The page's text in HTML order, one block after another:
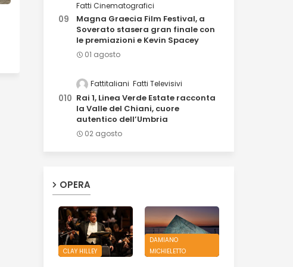
Fatti Cinematografici
Magna Graecia Film Festival, a
Soverato stasera gran finale con
le premiazioni e Kevin Spacey
01 agosto
Fattitaliani Fatti Televisivi
Rai 1, Linea Verde Estate racconta
la Valle del Chiani, cuore
autentico dell’Umbria
02 agosto
OPERA
CLAY HILLEY
DAMIANO
MICHIELETTO